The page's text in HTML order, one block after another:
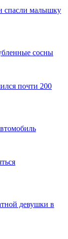
спасли малышку
сосны
почти 200
девушки в